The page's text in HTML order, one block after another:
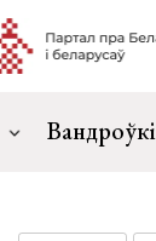
Вандроўкі